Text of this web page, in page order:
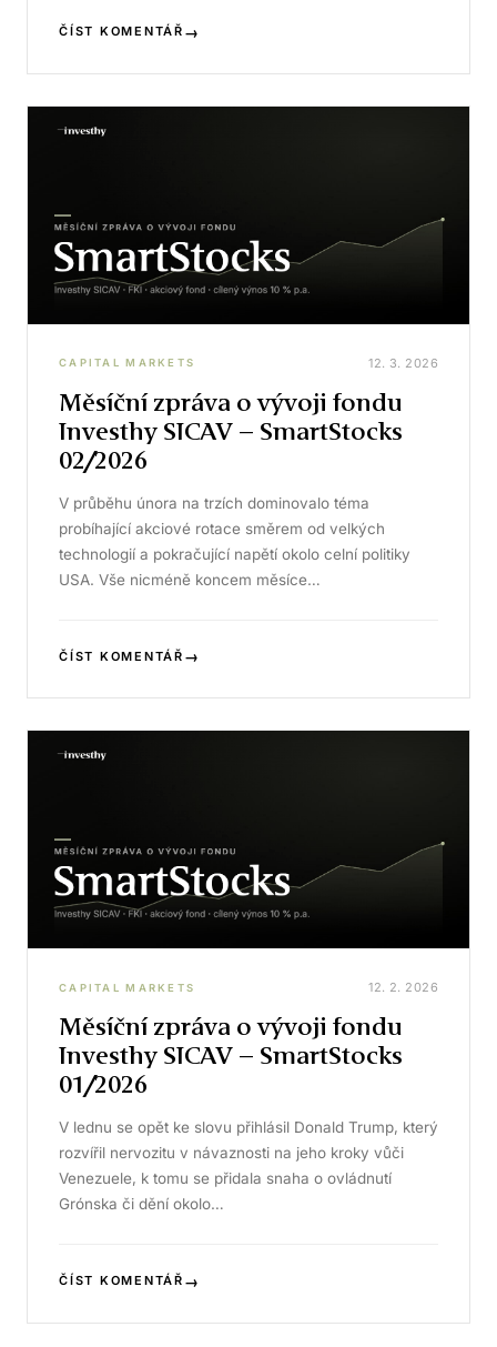
ČÍST KOMENTÁŘ →
CAPITAL MARKETS 12. 3. 2026
Měsíční zpráva o vývoji fondu
Investhy SICAV – SmartStocks
02/2026
V průběhu února na trzích dominovalo téma
probíhající akciové rotace směrem od velkých
technologií a pokračující napětí okolo celní politiky
USA. Vše nicméně koncem měsíce…
ČÍST KOMENTÁŘ →
CAPITAL MARKETS 12. 2. 2026
Měsíční zpráva o vývoji fondu
Investhy SICAV – SmartStocks
01/2026
V lednu se opět ke slovu přihlásil Donald Trump, který
rozvířil nervozitu v návaznosti na jeho kroky vůči
Venezuele, k tomu se přidala snaha o ovládnutí
Grónska či dění okolo…
ČÍST KOMENTÁŘ →